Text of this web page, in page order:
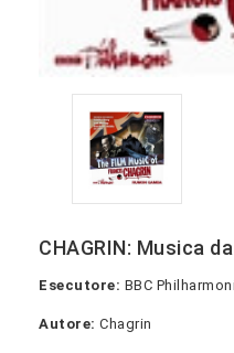
CHAGRIN: Musica
Esecutore: BBC
Autore: Chagrin